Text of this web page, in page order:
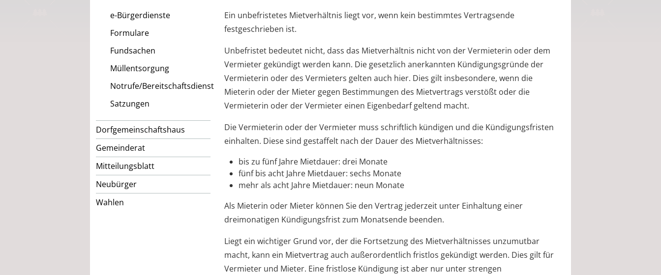
e-Bürgerdienste
Formulare
Fundsachen
Müllentsorgung
Notrufe/Bereitschaftsdienst
Satzungen
Dorfgemeinschaftshaus
Gemeinderat
Mitteilungsblatt
Neubürger
Wahlen
Ein unbefristetes Mietverhältnis liegt vor, wenn kein bestimmtes Vertragsende
festgeschrieben ist.
Unbefristet bedeutet nicht, dass das Mietverhältnis nicht von der Vermieterin oder dem
Vermieter gekündigt werden kann. Die gesetzlich anerkannten Kündigungsgründe der
Vermieterin oder des Vermieters gelten auch hier. Dies gilt insbesondere, wenn die
Mieterin oder der Mieter gegen Bestimmungen des Mietvertrags verstößt oder die
Vermieterin oder der Vermieter einen Eigenbedarf geltend macht.
Die Vermieterin oder der Vermieter muss schriftlich kündigen und die Kündigungsfristen
einhalten. Diese sind gestaffelt nach der Dauer des Mietverhältnisses:
bis zu fünf Jahre Mietdauer: drei Monate
fünf bis acht Jahre Mietdauer: sechs Monate
mehr als acht Jahre Mietdauer: neun Monate
Als Mieterin oder Mieter können Sie den Vertrag jederzeit unter Einhaltung einer
dreimonatigen Kündigungsfrist zum Monatsende beenden.
Liegt ein wichtiger Grund vor, der die Fortsetzung des Mietverhältnisses unzumutbar
macht, kann ein Mietvertrag auch außerordentlich fristlos gekündigt werden. Dies gilt für
Vermieter und Mieter. Eine fristlose Kündigung ist aber nur unter strengen